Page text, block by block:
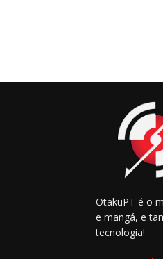
OtakuPT é o
e mangá, e
tecnologia!